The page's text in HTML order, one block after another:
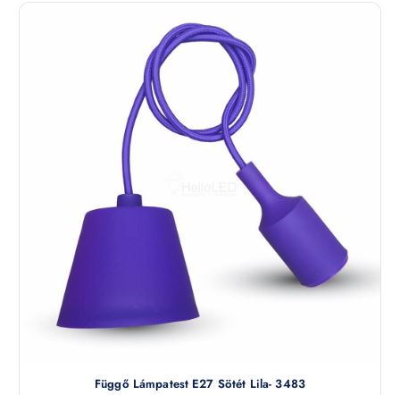
Függő Lámpatest E27 Sötét Lila- 3483